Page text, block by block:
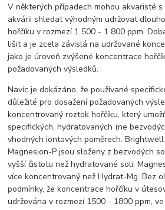
V některých případech mohou akvaristé
akvárii shledat výhodným udržovat
hořčíku v rozmezí 1 500 - 1 800 ppm.
lišit a je zcela závislá na udržované
jako je úroveň zvýšené koncentrace
požadovaných výsledků.
Navíc je dokázáno, že používané
důležité pro dosažení požadovaných
koncentrovaný roztok hořčíku, který
specifických, hydratovaných (ne
vhodných iontových poměrech.
Magnesion-P jsou složeny z bezvodých
vyšší čistotu než hydratované soli;
více koncentrovaný než Hydrat-Mg. Bez
podmínky, že koncentrace hořčíku v
udržována v rozmezí 1500 - 1800 ppm,